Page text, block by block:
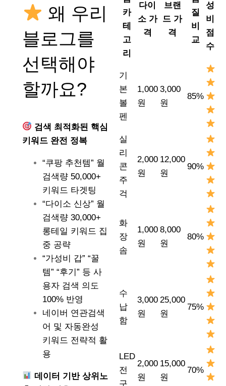
왜 우리
블로그를
선택해야
할까요?
검색 최적화된 핵심
키워드 완전 정복
“쿠팡 추천템” 월
검색량 50,000+
키워드 타겟팅
“다이소 신상” 월
검색량 30,000+
롱테일 키워드 집
중 공략
“가성비 갑” “꿀
템” “후기” 등 사
용자 검색 의도
100% 반영
네이버 연관검색
어 및 자동완성
키워드 전략적 활
용
데이터 기반 상위노
카
테
고
리
다이
소 가
격
브랜
드 가
격
질
비
교
성
비
점
수
기
본
볼
펜
1,000
원
3,000
원
85%
실
리
콘
주
걱
2,000
원
12,000
원
90%
화
장
솜
1,000
원
8,000
원
80%
수
납
함
3,000
원
25,000
원
75%
LED
전
구
2,000
원
15,000
원
70%